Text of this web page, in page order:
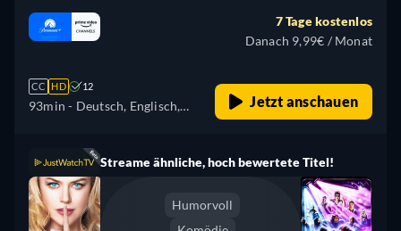
CC HD 12
93min - Deutsch, Englisch,
Japanisch
7 Tage kostenlos
Danach 9,99€ / Monat
Jetzt anschauen
Streame ähnliche, hoch bewertete Titel!
Humorvoll